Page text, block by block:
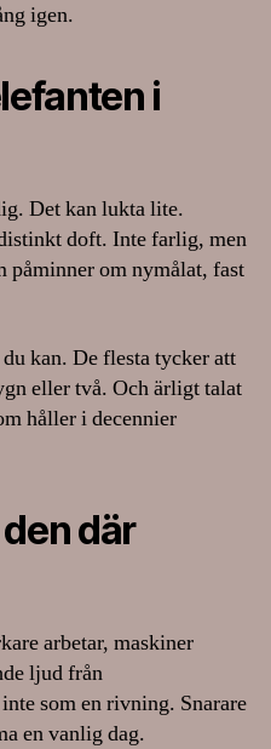
igen.
i
Det kan lukta lite.
doft. Inte farlig, men
påminner om nymålat, fast
kan. De flesta tycker att
eller två. Och ärligt talat
håller i decennier
där
arbetar, maskiner
ljud från
som en rivning. Snarare
en vanlig dag.